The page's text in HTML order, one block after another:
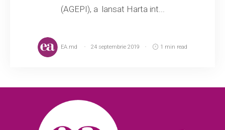
(AGEPI), a lansat Harta int...
EA.md 24 septembrie 2019 1 min read